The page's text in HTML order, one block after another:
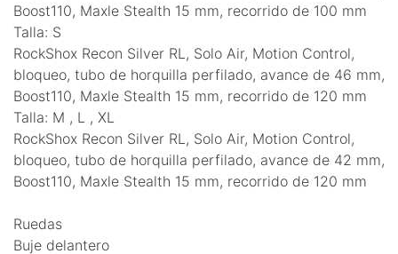
Boost110, Maxle Stealth 15 mm, recorrido de 100 mm
Talla: S
RockShox Recon Silver RL, Solo Air, Motion Control,
bloqueo, tubo de horquilla perfilado, avance de 46 mm,
Boost110, Maxle Stealth 15 mm, recorrido de 120 mm
Talla: M , L , XL
RockShox Recon Silver RL, Solo Air, Motion Control,
bloqueo, tubo de horquilla perfilado, avance de 42 mm,
Boost110, Maxle Stealth 15 mm, recorrido de 120 mm
Ruedas
Buje delantero